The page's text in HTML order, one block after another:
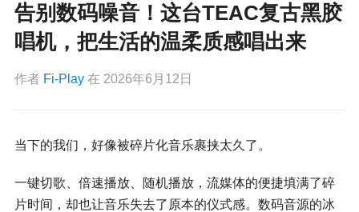
告别数码噪音！这台TEAC复古黑胶
唱机，把生活的温柔质感唱出来
作者 Fi-Play 在 2026年6月12日
当下的我们，好像被碎片化音乐裹挟太久了。
一键切歌、倍速播放、随机播放，流媒体的便捷填满了碎
片时间，却也让音乐失去了原本的仪式感。数码音源的冰